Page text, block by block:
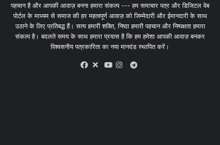
पहचान है और आपकी आवाज़ बनना हमारा संकल्प --- हम समाचार पत्र और डिजिटल वेब
पोर्टल के माध्यम से समाज की हर महत्वपूर्ण आवाज़ को जिम्मेदारी और ईमानदारी के साथ
उठाने के लिए प्रतिबद्ध हैं। सत्य हमारी शक्ति, निष्ठा हमारी पहचान और निष्पक्षता हमारा
संकल्प है। बदलते समय के साथ हमारा प्रयास है कि हम हमेशा आपकी आवाज़ बनकर
विश्वसनीय पत्रकारिता का नया मानदंड स्थापित करें।
X
Telegram